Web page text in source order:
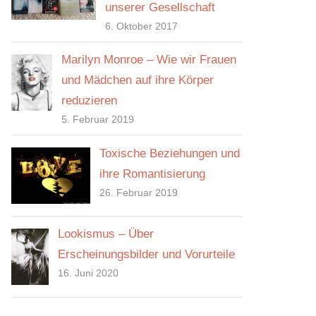
unserer Gesellschaft
6. Oktober 2017
Marilyn Monroe – Wie wir Frauen
und Mädchen auf ihre Körper
reduzieren
5. Februar 2019
Toxische Beziehungen und
ihre Romantisierung
26. Februar 2019
Lookismus – Über
Erscheinungsbilder und Vorurteile
16. Juni 2020